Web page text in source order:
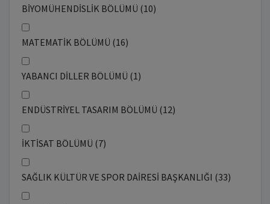
BİYOMÜHENDİSLİK BÖLÜMÜ (10)
MATEMATİK BÖLÜMÜ (16)
YABANCI DİLLER BÖLÜMÜ (1)
ENDÜSTRİYEL TASARIM BÖLÜMÜ (12)
İKTİSAT BÖLÜMÜ (7)
SAĞLIK KÜLTÜR VE SPOR DAİRESİ BAŞKANLIĞI (33)